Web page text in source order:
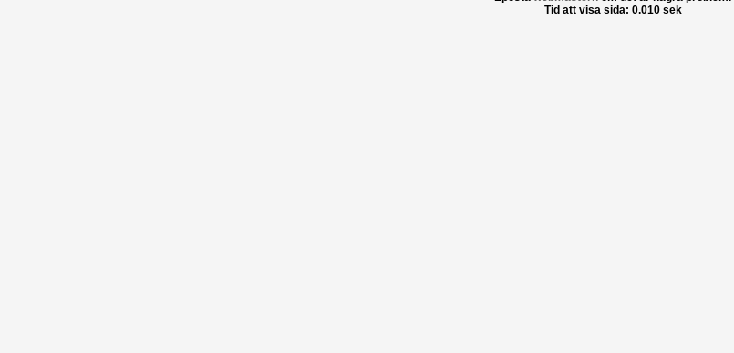
Tid att visa sida: 0.010 sek